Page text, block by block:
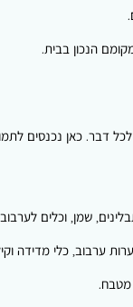
הנכון בבית.
דבר. כאן נכנסים
שמן, וכלים לערבוב
ערבוב, כלי מדידה
מטבח.